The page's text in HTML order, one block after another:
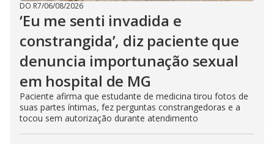
DO R7/06/08/2026
‘Eu me senti invadida e
constrangida’, diz paciente que
denuncia importunação sexual
em hospital de MG
Paciente afirma que estudante de medicina tirou fotos de
suas partes íntimas, fez perguntas constrangedoras e a
tocou sem autorização durante atendimento